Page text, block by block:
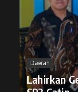
Daerah
Lahirkan